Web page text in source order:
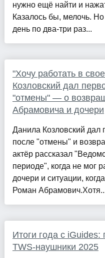
нужно ещё найти и
Казалось бы, мелочь.
день по два-три раз...
"Хочу работать в
Козловский дал
"отмены" — о
Абрамовича и дочери
Данила Козловский
после "отмены" и
актёр рассказал
периоде", когда не мог
дочери и ситуации,
Роман
Итоги года с
TWS-наушники 2025